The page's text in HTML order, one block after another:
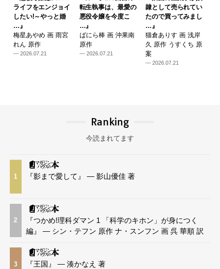
ライフをエンジョイ
したい!～やっと婚
…』
梅星あやめ 画 雨宮
れん 原作
— 2026.07.21
転生執事は、最愛の
悪役令嬢を今度こ
…』
ばにら棒 画 沖果南
原作
— 2026.07.21
隷として売られてい
たので買ってみまし
…』
猫倉ありす 画 浅岸
久 原作 うすくち 原
案
— 2026.07.21
Ranking
今読まれてます
1 『影まで愛して』 — 影山優佳 著
2
『つかめ!理科ダマン 1 「科学のキホン」が身につく
編』 — シン・テフン 原作 ナ・スンフン 画 呉 華順 訳
3 『王国』 — 湊かなえ 著